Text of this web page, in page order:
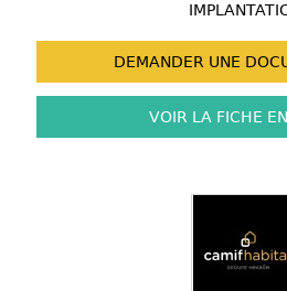
DEMANDER UNE
VOIR LA FICHE